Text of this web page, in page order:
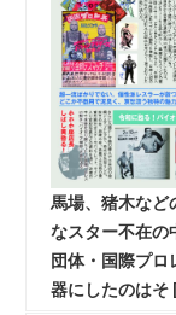
馬場、猪木など
なスター不在の
団体・国際プロ
器にしたのはそ